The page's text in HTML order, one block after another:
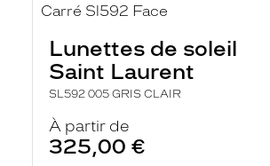
Lunettes de soleil
Saint Laurent
SL592 005 GRIS CLAIR
À partir de
325,00 €